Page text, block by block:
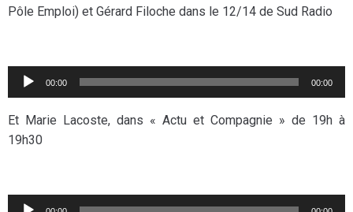
Pôle Emploi) et Gérard Filoche dans le 12/14 de Sud Radio
Lecteur
audio
00:00 00:00
Et Marie Lacoste, dans « Actu et Compagnie » de 19h à
19h30
Lecteur